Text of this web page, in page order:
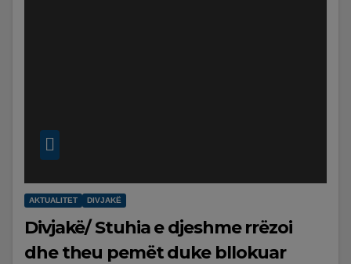
AKTUALITET DIVJAKË
Divjakë/ Stuhia e djeshme rrëzoi
dhe theu pemët duke bllokuar